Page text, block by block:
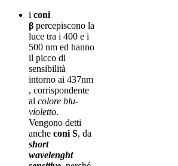
i coni
β percepiscono la
luce tra i 400 e i
500 nm ed hanno
il picco di
sensibilità
intorno ai 437nm
, corrispondente
al colore blu-
violetto.
Vengono detti
anche coni S, da
short
wavelenght